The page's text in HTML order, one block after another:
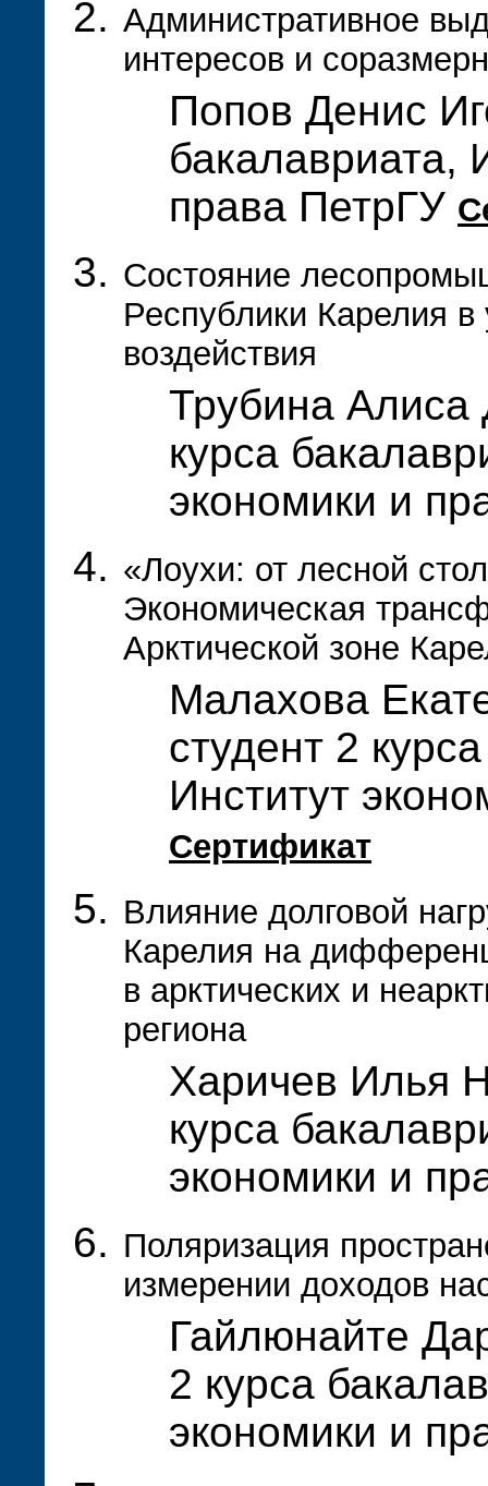
Административное
интересов и
Попов Денис
бакалавриата,
права ПетрГУ
Состояние
Республики Карелия в
воздействия
Трубина Алиса
курса
экономики и
«Лоухи: от лесной
Экономическая
Арктической зоне
Малахова
студент 2
Институт
Сертификат
Влияние долговой
Карелия на
в арктических и
региона
Харичев Илья
курса
экономики и
Поляризация
измерении доходов
Гайлюнайте
2 курса
экономики и